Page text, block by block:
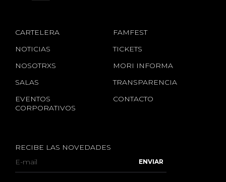
CARTELERA
NOTICIAS
NOSOTRXS
SALAS
EVENTOS
CORPORATIVOS
FAMFEST
TICKETS
MORI INFORMA
TRANSPARENCIA
CONTACTO
RECIBE LAS NOVEDADES